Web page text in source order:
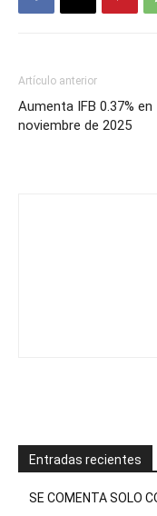
Artículo anterior
Aumenta IFB 0.37% en
noviembre de 2025
Entradas recientes
SE COMENTA SOLO